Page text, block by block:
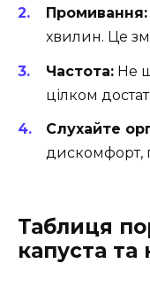
Промивання:
хвилин. Це
Частота: Не
цілком
Слухайте
дискомфорт,
Таблиця
капуста та